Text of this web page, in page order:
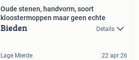
Oude stenen, handvorm, soort
kloostermoppen maar geen echte
Bieden Details
Lage Mierde 22 apr 26